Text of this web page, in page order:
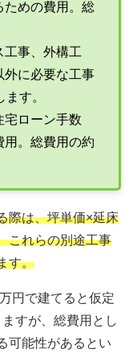
ための費用。総
工事、外構工
外に必要な工事
す。
宅ローン手数
用。総費用の約
際は、坪単価×延床
これらの別途工事
す。
円で建てると仮定
すが、総費用とし
可能性があるとい